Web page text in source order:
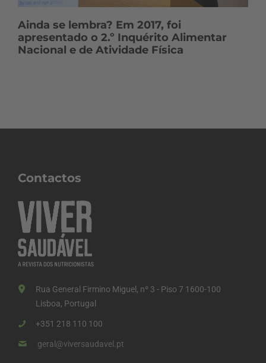
Ainda se lembra? Em 2017, foi
apresentado o 2.º Inquérito Alimentar
Nacional e de Atividade Física
Contactos
Rua General Firmino Miguel, nº 3 - Piso 7 1600-100
Lisboa, Portugal
+351 218 110 100
geral@viversaudavel.pt